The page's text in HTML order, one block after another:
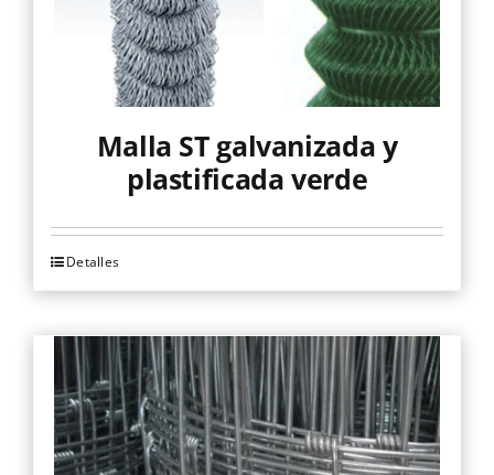
Malla ST galvanizada y
plastificada verde
Este
producto
tiene
múltiples
variantes.
Las
opciones
Detalles